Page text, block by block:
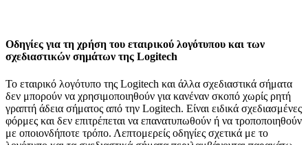
Οδηγίες για τη χρήση του εταιρικού λογότυπου και των
σχεδιαστικών σημάτων της Logitech
Το εταιρικό λογότυπο της Logitech και άλλα σχεδιαστικά σήματα
δεν μπορούν να χρησιμοποιηθούν για κανέναν σκοπό χωρίς ρητή
γραπτή άδεια σήματος από την Logitech. Είναι ειδικά σχεδιασμένες
φόρμες και δεν επιτρέπεται να επανατυπωθούν ή να τροποποιηθούν
με οποιονδήποτε τρόπο. Λεπτομερείς οδηγίες σχετικά με το